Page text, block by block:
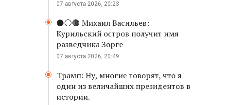
07 августа 2026, 20:23
⚫️⚪️🟤 Михаил Васильев:
Курильский остров получит имя
разведчика Зорге
07 августа 2026, 20:49
Трамп: Ну, многие говорят, что я
один из величайших президентов в
истории.